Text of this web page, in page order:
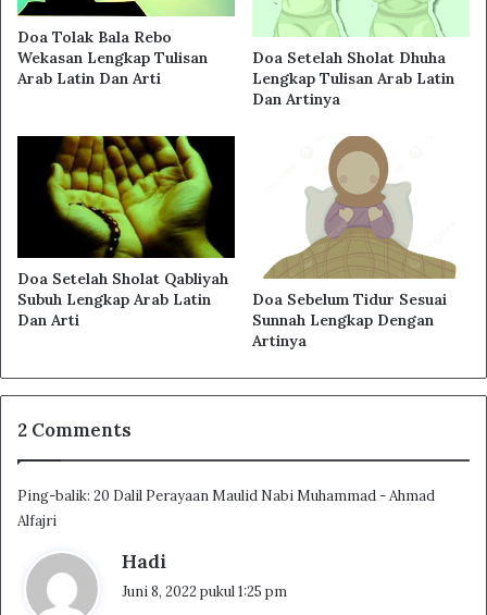
Doa Tolak Bala Rebo
Wekasan Lengkap Tulisan
Arab Latin Dan Arti
Doa Setelah Sholat Dhuha
Lengkap Tulisan Arab Latin
Dan Artinya
Doa Setelah Sholat Qabliyah
Subuh Lengkap Arab Latin
Dan Arti
Doa Sebelum Tidur Sesuai
Sunnah Lengkap Dengan
Artinya
2 Comments
Ping-balik: 20 Dalil Perayaan Maulid Nabi Muhammad - Ahmad
Alfajri
Hadi
e
Juni 8, 2022 pukul 1:25 pm